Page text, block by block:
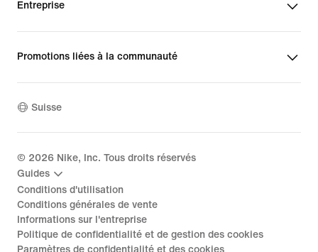
Entreprise
Promotions liées à la communauté
Suisse
© 2026 Nike, Inc. Tous droits réservés
Guides
Conditions d'utilisation
Conditions générales de vente
Informations sur l'entreprise
Politique de confidentialité et de gestion des cookies
Paramètres de confidentialité et des cookies